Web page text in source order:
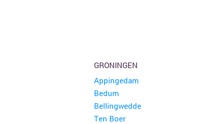
GRONINGEN
Appingedam
Bedum
Bellingwedde
Ten Boer